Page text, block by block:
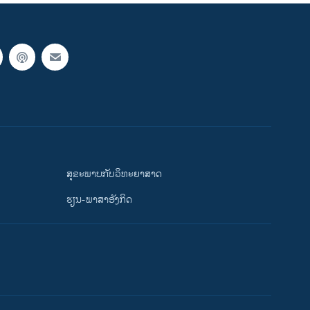
ສຸຂະພາບກັບວິທະຍາສາດ
ຮຽນ-ພາສາອັງກິດ